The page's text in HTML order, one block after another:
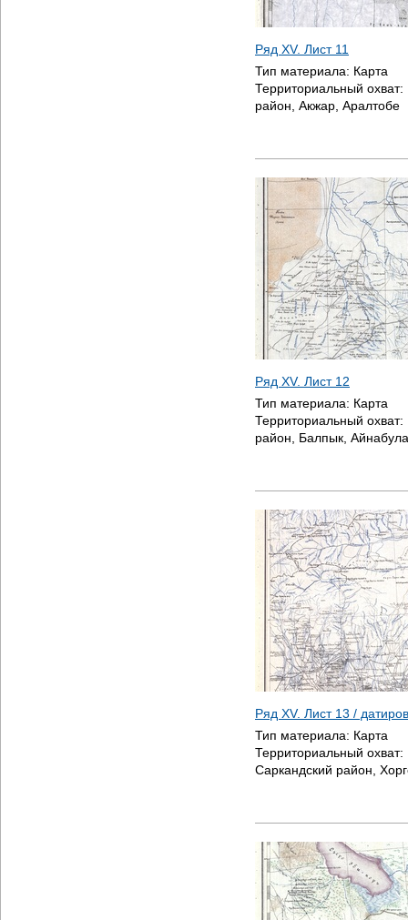
Ряд XV. Лист 11
Тип материала: Карта
Территориальный охват:
район, Акжар, Аралтобе
Ряд XV. Лист 12
Тип материала: Карта
Территориальный охват:
район, Балпык,
Ряд XV. Лист 13 /
Тип материала: Карта
Территориальный охват:
Саркандский район,